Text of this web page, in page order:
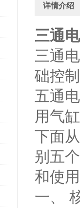
详情介绍
三通
三通
础控
五通
用气
下面
别五
和使
一、